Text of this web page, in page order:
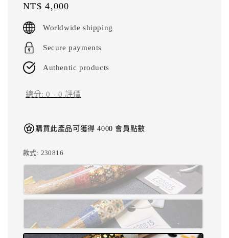
Regular
price
NT$ 4,000
Worldwide shipping
Secure payments
Authentic products
總分:0 - 0 評價
購買此產品可獲得 4000 會員點數
款式: 230816